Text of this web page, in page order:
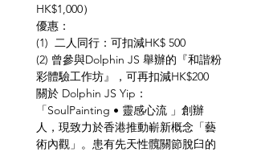
HK$1,000）
優惠：
(1)  二人同行：可扣減HK$ 500
(2) 曾參與Dolphin JS 舉辦的『和諧粉
彩體驗工作坊』，可再扣減HK$200
關於 Dolphin JS Yip：
「SoulPainting • 靈感心流 」創辦
人，現致力於香港推動嶄新概念「藝
術內觀」。患有先天性髖關節脫臼的